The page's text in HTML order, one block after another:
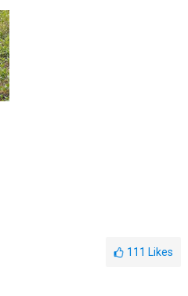
111 Likes